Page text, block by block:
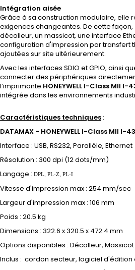
Intégration aisée
Grâce à sa construction modulaire, elle
exigences changeantes. De cette
décolleur, un massicot, une interface
configuration d'impression par transfert
ajoutées sur site ultérieurement.
Avec les interfaces SDIO et GPIO, ainsi
connecter des périphériques
l’imprimante HONEYWELL I-Class MII I-
intégrée dans les environnements
Caractéristiques techniques :
DATAMAX - HONEYWELL I-Class MII I-
Interface : USB, RS232, Parallèle, Ethernet
Résolution : 300 dpi (12 dots/mm)
Langage : DPL, PL-Z, PL-I
Vitesse d'impression max : 254 mm/sec
Largeur d'impression max : 106 mm
Poids : 20.5 kg
Dimensions : 322.6 x 320.5 x 472.4 mm
Options disponibles : Décolleur,
Inclus : cordon secteur, logiciel